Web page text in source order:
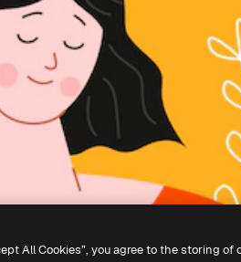
All Cookies”, you agree to the storing